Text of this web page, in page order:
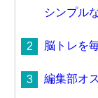
シンプル
脳トレを
編集部オ